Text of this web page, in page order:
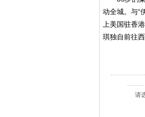
动全城。与“
上美国驻香
琪独自前往
请